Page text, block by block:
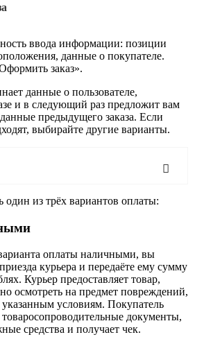
ввода информации: позиции
данные о покупателе.
заказ».
данные о пользователе,
и в следующий раз предложит вам
предыдущего заказа. Если
выбирайте другие варианты.
из трёх вариантов оплаты:
оплаты наличными, вы
курьера и передаёте ему сумму
Курьер предоставляет товар,
осмотреть на предмет повреждений,
указанным условиям. Покупатель
документы,
средства и получает чек.